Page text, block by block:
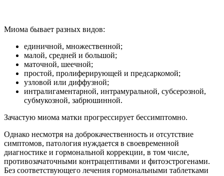
Миома бывает разных видов:
единичной, множественной;
малой, средней и большой;
маточной, шеечной;
простой, пролиферирующей и предсаркомой;
узловой или диффузной;
интралигаментарной, интрамуральной, субсерозной,
субмукозной, забрюшинной.
Зачастую миома матки прогрессирует бессимптомно.
Однако несмотря на доброкачественность и отсутствие
симптомов, патология нуждается в своевременной
диагностике и гормональной коррекции, в том числе,
противозачаточными контрацептивами и фитоэстрогенами.
Без соответствующего лечения гормональными таблетками